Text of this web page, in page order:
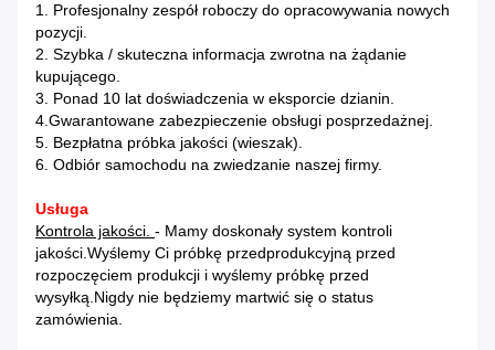
1. Profesjonalny zespół roboczy do opracowywania nowych
pozycji.
2. Szybka / skuteczna informacja zwrotna na żądanie
kupującego.
3. Ponad 10 lat doświadczenia w eksporcie dzianin.
4.Gwarantowane zabezpieczenie obsługi posprzedażnej.
5. Bezpłatna próbka jakości (wieszak).
6. Odbiór samochodu na zwiedzanie naszej firmy.
Usługa
Kontrola jakości. - Mamy doskonały system kontroli
jakości.Wyślemy Ci próbkę przedprodukcyjną przed
rozpoczęciem produkcji i wyślemy próbkę przed
wysyłką.Nigdy nie będziemy martwić się o status
zamówienia.